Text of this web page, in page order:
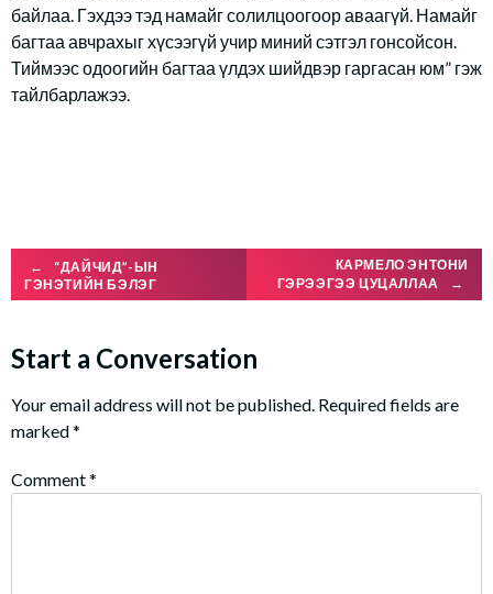
байлаа. Гэхдээ тэд намайг солилцоогоор аваагүй. Намайг
багтаа авчрахыг хүсээгүй учир миний сэтгэл гонсойсон.
Тиймээс одоогийн багтаа үлдэх шийдвэр гаргасан юм” гэж
тайлбарлажээ.
Post
navigation
←
“ДАЙЧИД”-ЫН
ГЭНЭТИЙН БЭЛЭГ
КАРМЕЛО ЭНТОНИ
ГЭРЭЭГЭЭ ЦУЦАЛЛАА
→
Start a Conversation
Your email address will not be published. Required fields are
marked*
Comment*